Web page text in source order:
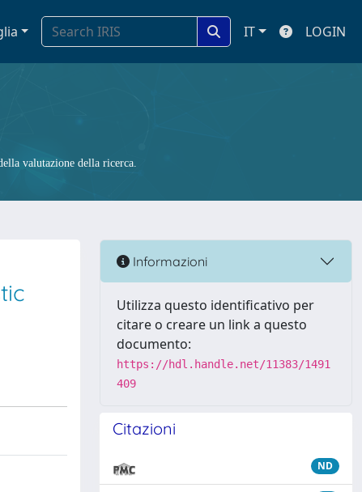
IT LOGIN
valutazione della ricerca.
Informazioni
Utilizza questo identificativo per
citare o creare un link a questo
documento:
https://hdl.handle.net/11383/1491
409
Citazioni
ND